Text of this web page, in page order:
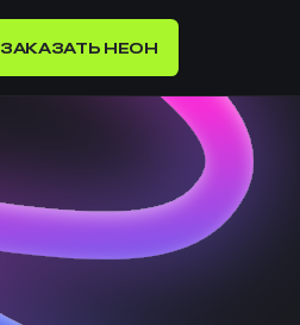
ЗАКАЗАТЬ НЕОН